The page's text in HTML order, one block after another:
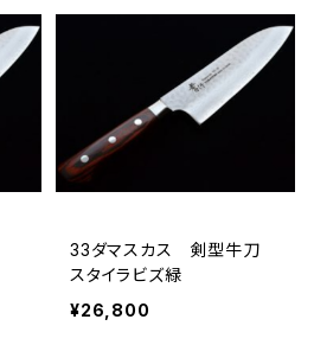
33ダマスカス 剣型牛刀
スタイラビズ緑
¥26,800